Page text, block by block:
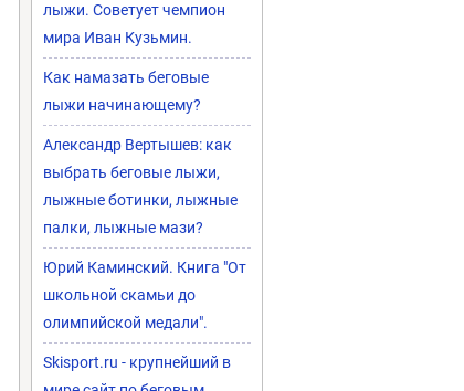
лыжи. Советует чемпион
мира Иван Кузьмин.
Как намазать беговые
лыжи начинающему?
Александр Вертышев: как
выбрать беговые лыжи,
лыжные ботинки, лыжные
палки, лыжные мази?
Юрий Каминский. Книга "От
школьной скамьи до
олимпийской медали".
Skisport.ru - крупнейший в